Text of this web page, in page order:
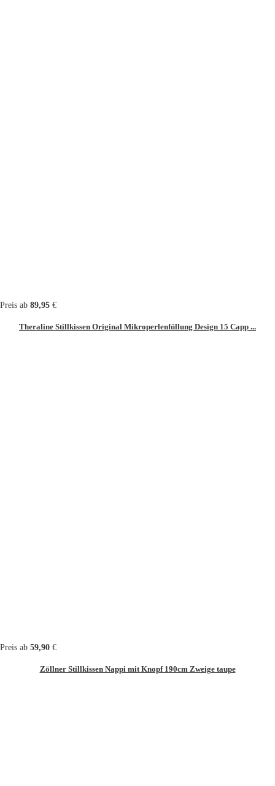
Preis ab 89,95 €
Theraline Stillkissen Original Mikroperlenfüllung Design 15 Capp ...
Preis ab 59,90 €
Zöllner Stillkissen Nappi mit Knopf 190cm Zweige taupe